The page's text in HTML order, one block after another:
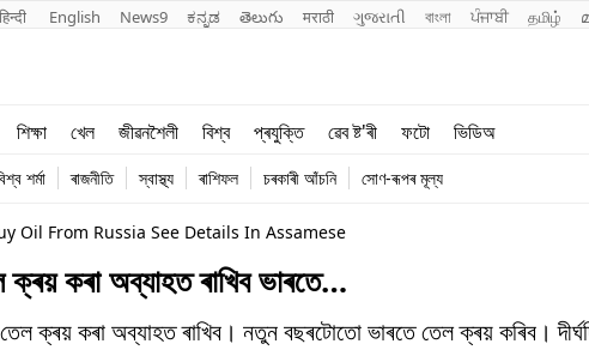
हिन्दी English News9 ಕನ್ನಡ తెలుగు मराठी ગુજરાતી বাংলা ਪੰਜਾਬੀ தமிழ்
শিক্ষা খেল জীৱনশৈলী বিশ্ব প্ৰযুক্তি ৱেব ষ্ট'ৰী ফটো ভিডিঅ
খেল
জীৱনশৈলী
শৰ্মা ৰাজনীতি স্বাস্থ্য ৰাশিফল চৰকাৰী আঁচনি সোণ-ৰূপৰ মূল্য
Oil From Russia See Details In Assamese
ক্ৰয় কৰা অব্যাহত ৰাখিব ভাৰতে…
ক্ৰয় কৰা অব্যাহত ৰাখিব। নতুন বছৰটোতো ভাৰতে তেল ক্ৰয় কৰিব।